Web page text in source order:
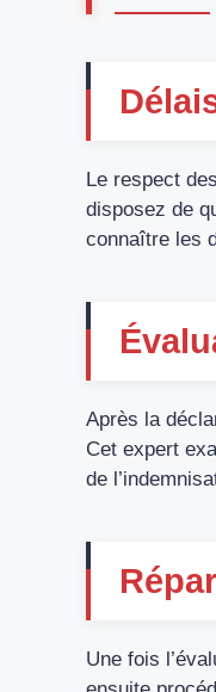
Le respect
disposez de
connaître les
Après la
Cet expert
de
Une fois